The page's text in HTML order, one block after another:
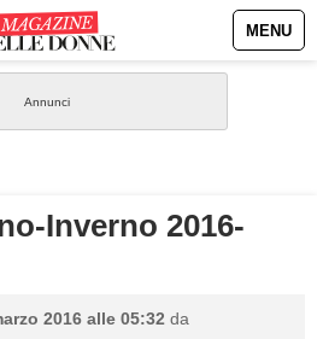
MENU
Inverno 2016-
2016 alle 05:32 da